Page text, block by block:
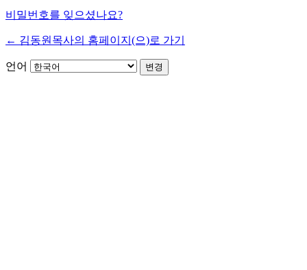
비밀번호를 잊으셨나요?
← 김동원목사의 홈페이지(으)로 가기
언어